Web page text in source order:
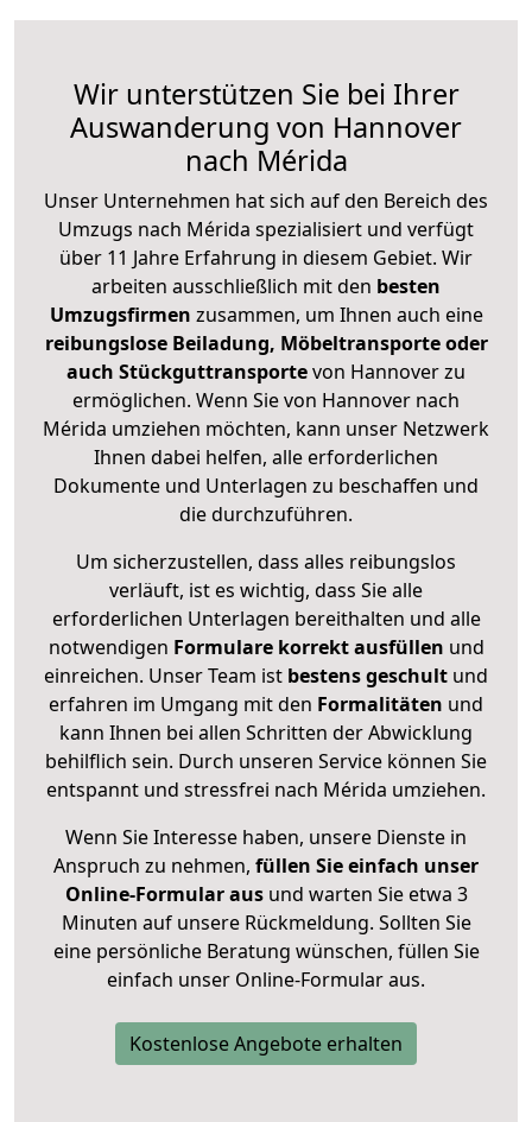
Wir unterstützen Sie bei Ihrer
Auswanderung von Hannover
nach Mérida
Unser Unternehmen hat sich auf den Bereich des
Umzugs nach Mérida spezialisiert und verfügt
über 11 Jahre Erfahrung in diesem Gebiet. Wir
arbeiten ausschließlich mit den besten
Umzugsfirmen zusammen, um Ihnen auch eine
reibungslose Beiladung, Möbeltransporte oder
auch Stückguttransportevon Hannover zu
ermöglichen. Wenn Sie von Hannover nach
Mérida umziehen möchten, kann unser Netzwerk
Ihnen dabei helfen, alle erforderlichen
Dokumente und Unterlagen zu beschaffen und
die durchzuführen.
Um sicherzustellen, dass alles reibungslos
verläuft, ist es wichtig, dass Sie alle
erforderlichen Unterlagen bereithalten und alle
notwendigen Formulare korrekt ausfüllen und
einreichen. Unser Team ist bestens geschult und
erfahren im Umgang mit den Formalitäten und
kann Ihnen bei allen Schritten der Abwicklung
behilflich sein. Durch unseren Service können Sie
entspannt und stressfrei nach Mérida umziehen.
Wenn Sie Interesse haben, unsere Dienste in
Anspruch zu nehmen, füllen Sie einfach unser
Online-Formular ausund warten Sie etwa 3
Minuten auf unsere Rückmeldung. Sollten Sie
eine persönliche Beratung wünschen, füllen Sie
einfach unser Online-Formular aus.
Kostenlose Angebote erhalten